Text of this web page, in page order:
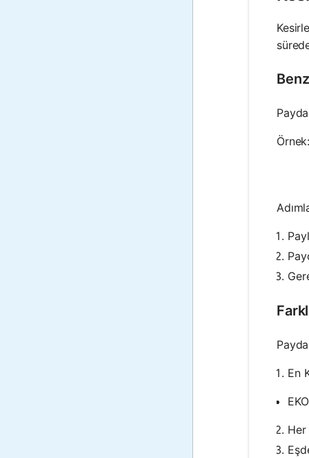
Örnek:
En
Her